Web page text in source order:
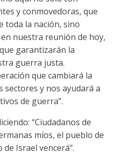
y conmovedoras, que
toda la nación, sino
nuestra reunión de hoy,
garantizarán la
guerra justa.
que cambiará la
sectores y nos ayudará a
de guerra”.
“Ciudadanos de
míos, el pueblo de
de Israel vencerá".